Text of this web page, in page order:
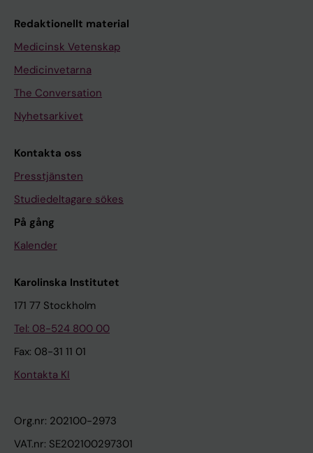
Redaktionellt material
Medicinsk Vetenskap
Medicinvetarna
The Conversation
Nyhetsarkivet
Kontakta oss
Presstjänsten
Studiedeltagare sökes
På gång
Kalender
Karolinska Institutet
171 77 Stockholm
Tel: 08-524 800 00
Fax: 08-31 11 01
Kontakta KI
Org.nr: 202100-2973
VAT.nr: SE202100297301